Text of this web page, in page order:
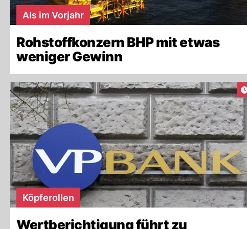
Als im Vorjahr
Rohstoffkonzern BHP mit etwas
weniger Gewinn
Köpferollen
Wertberichtigung führt zu